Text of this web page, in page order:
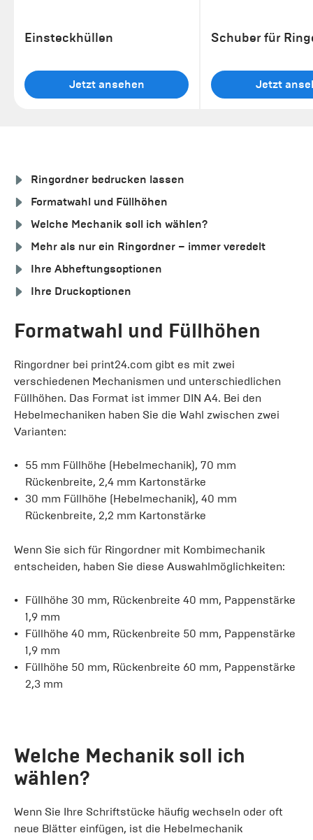
Einsteckhüllen
Jetzt ansehen
Schuber für
Jetzt
Ringordner bedrucken lassen
Formatwahl und Füllhöhen
Welche Mechanik soll ich wählen?
Mehr als nur ein Ringordner – immer veredelt
Ihre Abheftungsoptionen
Ihre Druckoptionen
Formatwahl und Füllhöhen
Ringordner bei print24.com gibt es mit zwei
verschiedenen Mechanismen und unterschiedlichen
Füllhöhen. Das Format ist immer DIN A4. Bei den
Hebelmechaniken haben Sie die Wahl zwischen zwei
Varianten:
55 mm Füllhöhe (Hebelmechanik), 70 mm
Rückenbreite, 2,4 mm Kartonstärke
30 mm Füllhöhe (Hebelmechanik), 40 mm
Rückenbreite, 2,2 mm Kartonstärke
Wenn Sie sich für Ringordner mit Kombimechanik
entscheiden, haben Sie diese Auswahlmöglichkeiten:
Füllhöhe 30 mm, Rückenbreite 40 mm, Pappenstärke
1,9 mm
Füllhöhe 40 mm, Rückenbreite 50 mm, Pappenstärke
1,9 mm
Füllhöhe 50 mm, Rückenbreite 60 mm, Pappenstärke
2,3 mm
Welche Mechanik soll ich
wählen?
Wenn Sie Ihre Schriftstücke häufig wechseln oder oft
neue Blätter einfügen, ist die Hebelmechanik